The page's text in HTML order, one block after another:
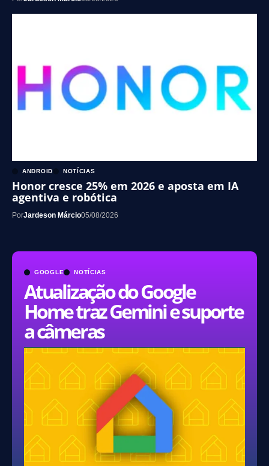
GOOGLE NOTÍCIAS
Atualização do Google
Home traz Gemini e suporte
a câmeras
ANDROID NOTÍCIAS
Honor cresce 25% em 2026 e aposta em IA
agentiva e robótica
PorJardeson Márcio05/08/2026